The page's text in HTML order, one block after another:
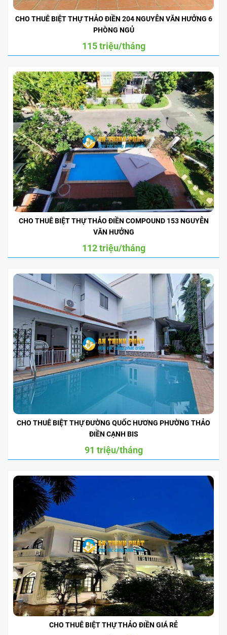
CHO THUÊ BIỆT THỰ THẢO ĐIỀN 204 NGUYỄN VĂN HƯỞNG 6
PHÒNG NGỦ
115 triệu/tháng
CHO THUÊ BIỆT THỰ THẢO ĐIỀN COMPOUND 153 NGUYỄN
VĂN HƯỞNG
112 triệu/tháng
CHO THUÊ BIỆT THỰ ĐƯỜNG QUỐC HƯƠNG PHƯỜNG THẢO
ĐIỀN CẠNH BIS
91 triệu/tháng
CHO THUÊ BIỆT THỰ THẢO ĐIỀN GIÁ RẺ